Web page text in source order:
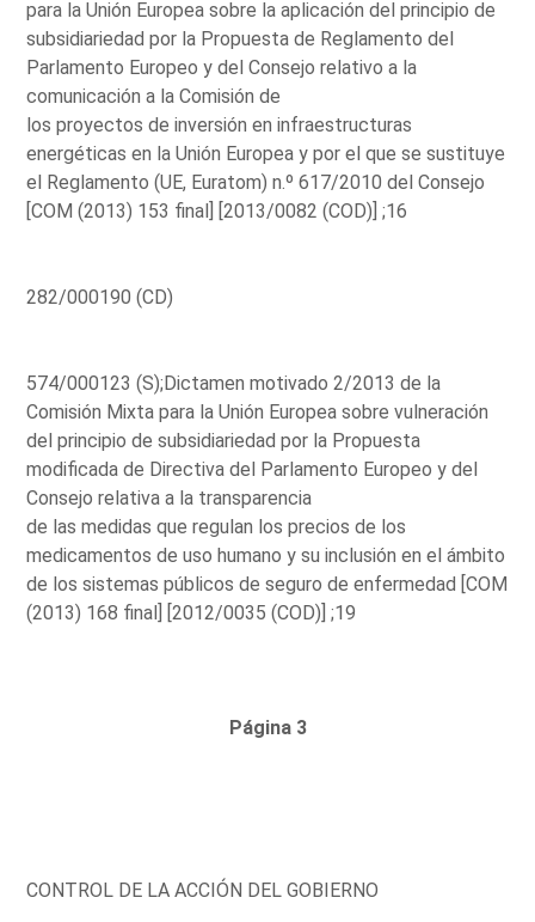
para la Unión Europea sobre la aplicación del principio de
subsidiariedad por la Propuesta de Reglamento del
Parlamento Europeo y del Consejo relativo a la
comunicación a la Comisión de
los proyectos de inversión en infraestructuras
energéticas en la Unión Europea y por el que se sustituye
el Reglamento (UE, Euratom) n.º 617/2010 del Consejo
[COM (2013) 153 final] [2013/0082 (COD)] ;16
282/000190 (CD)
574/000123 (S);Dictamen motivado 2/2013 de la
Comisión Mixta para la Unión Europea sobre vulneración
del principio de subsidiariedad por la Propuesta
modificada de Directiva del Parlamento Europeo y del
Consejo relativa a la transparencia
de las medidas que regulan los precios de los
medicamentos de uso humano y su inclusión en el ámbito
de los sistemas públicos de seguro de enfermedad [COM
(2013) 168 final] [2012/0035 (COD)] ;19
Página 3
CONTROL DE LA ACCIÓN DEL GOBIERNO